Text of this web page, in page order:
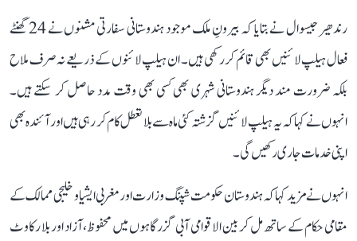
رندھیر جیسوال نے بتایا کہ بیرونِ ملک موجود ہندوستانی سفارتی مشنوں نے 24 گھنٹے
فعال ہیلپ لائنیں بھی قائم کر رکھی ہیں۔ ان ہیلپ لائنوں کے ذریعے نہ صرف ملاح
بلکہ ضرورت مند دیگر ہندوستانی شہری بھی کسی بھی وقت مدد حاصل کر سکتے ہیں۔
انہوں نے کہا کہ یہ ہیلپ لائنیں گزشتہ کئی ماہ سے بلا تعطل کام کر رہی ہیں اور آئندہ بھی
اپنی خدمات جاری رکھیں گی۔
انہوں نے مزید کہا کہ ہندوستان حکومت شپنگ وزارت اور مغربی ایشیا و خلیجی ممالک کے
مقامی حکام کے ساتھ مل کر بین الاقوامی آبی گزرگاہوں میں محفوظ، آزاد اور بلا رکاوٹ